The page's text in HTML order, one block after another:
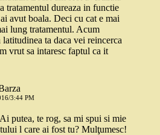
tratamentul dureaza in functie
avut boala. Deci cu cat e mai
lung tratamentul. Acum
ta daca vei reincerca
vrut sa intaresc faptul ca it
3:44 PM
putea, te rog, sa mi spui si mie
l care ai fost tu? Mulţumesc!